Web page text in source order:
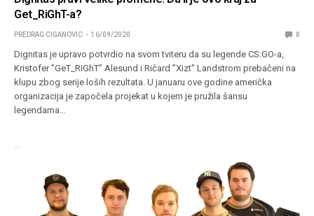
Get_RiGhT-a?
PREDRAG CIGANOVIC 16/09/2020 0
Dignitas je upravo potvrdio na svom tviteru da su legende CS:GO-a,
Kristofer ”GeT_RiGhT” Alesund i Ričard ”Xizt” Landstrom prebačeni na
klupu zbog serije loših rezultata. U januaru ove godine američka
organizacija je započela projekat u kojem je pružila šansu
legendama…